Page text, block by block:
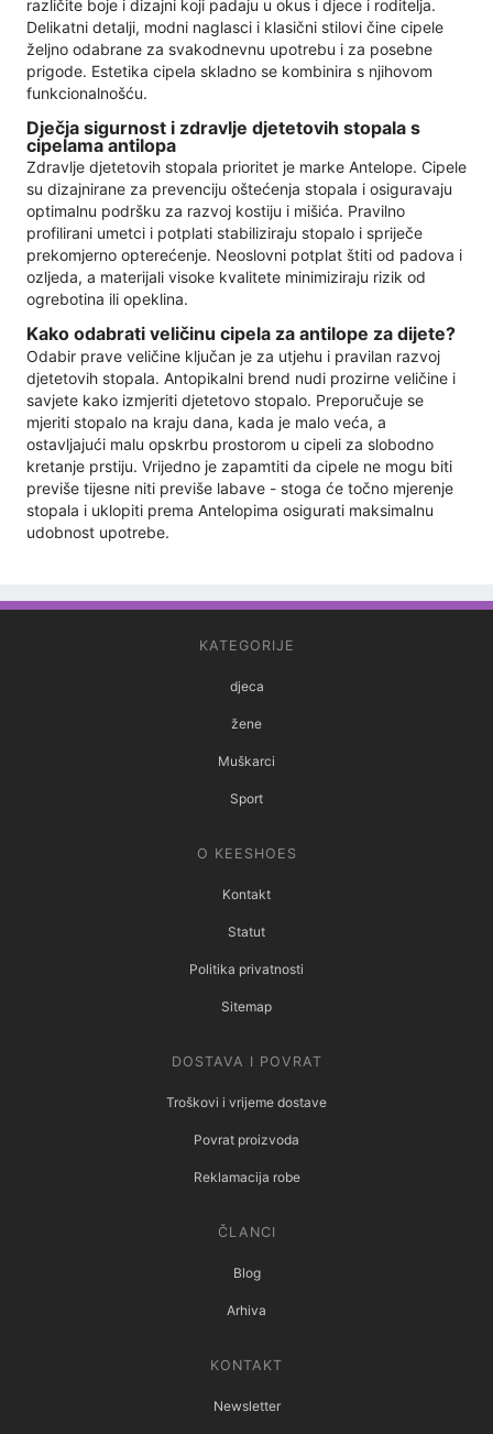
različite boje i dizajni koji padaju u okus i djece i roditelja.
Delikatni detalji, modni naglasci i klasični stilovi čine cipele
željno odabrane za svakodnevnu upotrebu i za posebne
prigode. Estetika cipela skladno se kombinira s njihovom
funkcionalnošću.
Dječja sigurnost i zdravlje djetetovih stopala s
cipelama antilopa
Zdravlje djetetovih stopala prioritet je marke Antelope. Cipele
su dizajnirane za prevenciju oštećenja stopala i osiguravaju
optimalnu podršku za razvoj kostiju i mišića. Pravilno
profilirani umetci i potplati stabiliziraju stopalo i spriječe
prekomjerno opterećenje. Neoslovni potplat štiti od padova i
ozljeda, a materijali visoke kvalitete minimiziraju rizik od
ogrebotina ili opeklina.
Kako odabrati veličinu cipela za antilope za dijete?
Odabir prave veličine ključan je za utjehu i pravilan razvoj
djetetovih stopala. Antopikalni brend nudi prozirne veličine i
savjete kako izmjeriti djetetovo stopalo. Preporučuje se
mjeriti stopalo na kraju dana, kada je malo veća, a
ostavljajući malu opskrbu prostorom u cipeli za slobodno
kretanje prstiju. Vrijedno je zapamtiti da cipele ne mogu biti
previše tijesne niti previše labave - stoga će točno mjerenje
stopala i uklopiti prema Antelopima osigurati maksimalnu
udobnost upotrebe.
KATEGORIJE
djeca
žene
Muškarci
Sport
O KEESHOES
Kontakt
Statut
Politika privatnosti
Sitemap
DOSTAVA I POVRAT
Troškovi i vrijeme dostave
Povrat proizvoda
Reklamacija robe
ČLANCI
Blog
Arhiva
KONTAKT
Newsletter